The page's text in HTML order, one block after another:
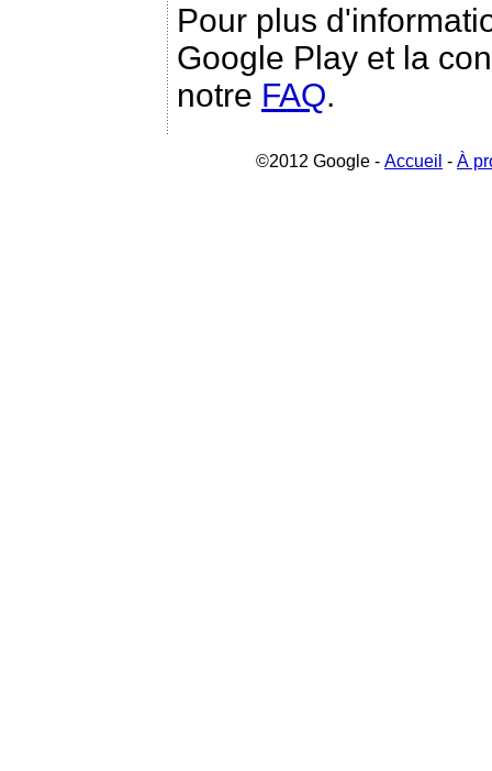
Pour plus
Google Play et la
notre FAQ.
©2012 Google - Accueil - À